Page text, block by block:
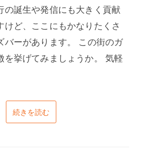
の誕生や発信にも大きく貢献
けど、ここにもかなりたくさ
バーがあります。 この街のガ
を挙げてみましょうか。 気軽
続きを読む